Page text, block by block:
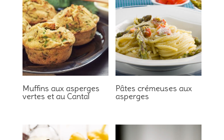
Muffins aux asperges
vertes et au Cantal
Pâtes crémeuses aux
asperges